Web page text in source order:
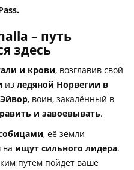
– путь
здесь
и крови, возглавив свой
из ледяной Норвегии в
, воин, закалённый в
и завоевывать.
, её земли
ищут сильного лидера.
путём пойдёт ваше